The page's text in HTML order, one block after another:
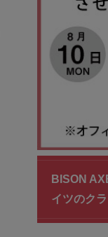
BISON
イツのク